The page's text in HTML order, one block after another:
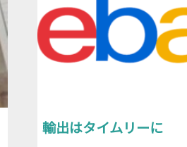
輸出はタイムリーに